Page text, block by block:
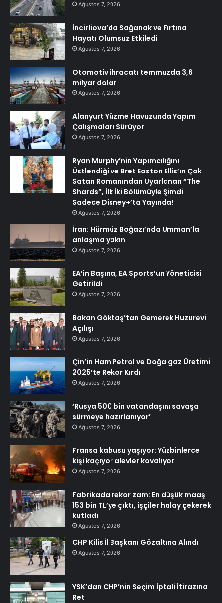
Ağustos 7, 2026
İncirliova’da Sağanak ve Fırtına
Hayatı Olumsuz Etkiledi
Ağustos 7, 2026
Otomotiv ihracatı temmuzda 3,6
milyar dolar
Ağustos 7, 2026
Alanyurt Yüzme Havuzunda Yapım
Çalışmaları Sürüyor
Ağustos 7, 2026
Ryan Murphy’nin Yapımcılığını
Üstlendiği ve Bret Easton Ellis’ın Çok
Satan Romanından Uyarlanan “The
Shards”, İlk İki Bölümüyle Şimdi
Sadece Disney+’ta Yayında!
Ağustos 7, 2026
İran: Hürmüz Boğazı’nda Umman’la
anlaşma yakın
Ağustos 7, 2026
EA’in Başına, EA Sports’un Yöneticisi
Getirildi
Ağustos 7, 2026
Bakan Göktaş’tan Gemerek Huzurevi
Açılışı
Ağustos 7, 2026
Çin’in Ham Petrol ve Doğalgaz Üretimi
2025’te Rekor Kırdı
Ağustos 7, 2026
‘Rusya 500 bin vatandaşını savaşa
sürmeye hazırlanıyor’
Ağustos 7, 2026
Fransa kabusu yaşıyor: Yüzbinlerce
kişi kaçıyor alevler kovalıyor
Ağustos 7, 2026
Fabrikada rekor zam: En düşük maaş
153 bin TL’ye çıktı, işçiler halay çekerek
kutladı
Ağustos 7, 2026
CHP Kilis İl Başkanı Gözaltına Alındı
Ağustos 7, 2026
YSK’dan CHP’nin Seçim İptali İtirazına
Ret